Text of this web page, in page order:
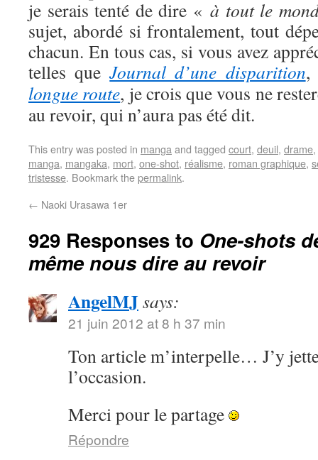
je serais tenté de dire «à tout le
sujet, abordé si frontalement, tout
chacun. En tous cas, si vous avez
telles queJournal d’une disparition,
longue route, je crois que vous ne
au revoir, qui n’aura pas été dit.
This entry was posted in manga and tagged court, deuil, drame,
manga, mangaka, mort, one-shot, réalisme, roman graphique,
tristesse. Bookmark thepermalink.
← Naoki Urasawa 1er
929 Responses to One-shots
même nous dire au revoir
AngelMJsays:
21 juin 2012 at 8 h 37 min
Ton article m’interpelle… J’y
l’occasion.
Merci pour le partage
Répondre